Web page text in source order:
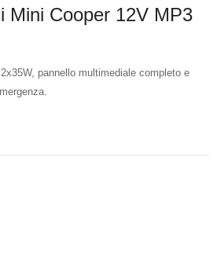
Mini Cooper 12V MP3
pannello multimediale completo e